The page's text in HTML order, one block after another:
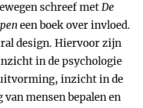
schreef metDe
een boek over invloed.
design. Hiervoor zijn
in de psychologie
inzicht in de
mensen bepalen en